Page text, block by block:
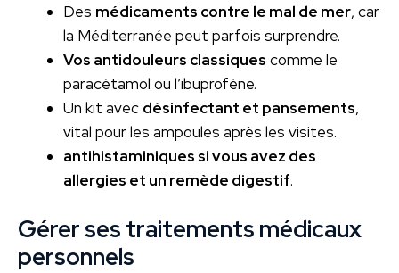
Des médicaments contre le mal de mer, car
la Méditerranée peut parfois surprendre.
Vos antidouleurs classiques comme le
paracétamol ou l’ibuprofène.
Un kit avec désinfectant et pansements,
vital pour les ampoules après les visites.
antihistaminiques si vous avez des
allergies et un remède digestif.
Gérer ses traitements médicaux
personnels